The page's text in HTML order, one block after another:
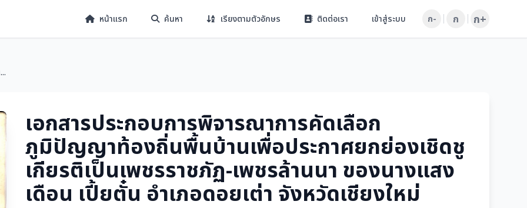
หน้าแรก ค้นหา เรียงตามตัวอักษร ติดต่อเรา เข้าสู่ระบบ ก- ก ก+
เอกสารประกอบการพิจารณาการคัดเลือก
ภูมิปัญญาท้องถิ่นพื้นบ้านเพื่อประกาศยกย่องเชิดชู
เกียรติเป็นเพชรราชภัฏ-เพชรล้านนา ของนางแสง
เดือน เปี้ยตั๋น อำเภอดอยเต่า จังหวัดเชียงใหม่